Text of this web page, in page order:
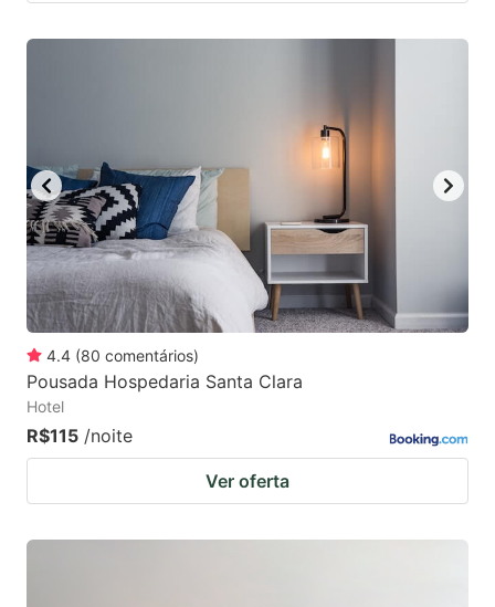
4.4 (80 comentários)
Pousada Hospedaria Santa Clara
Hotel
R$115 /noite
Ver oferta